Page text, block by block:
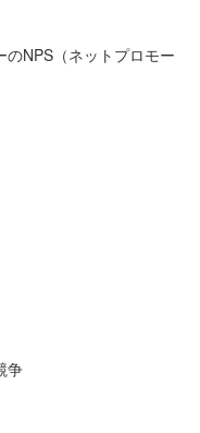
NPS（ネットプロモー
争